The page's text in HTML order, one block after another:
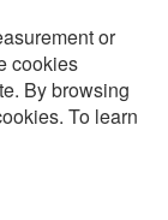
or
cookies
By browsing
To learn